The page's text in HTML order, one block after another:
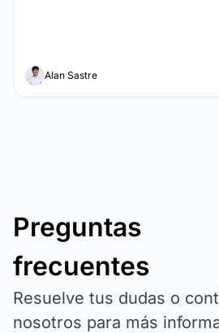
Alan Sastre
Preguntas
frecuentes
Resuelve tus dudas o
nosotros para más